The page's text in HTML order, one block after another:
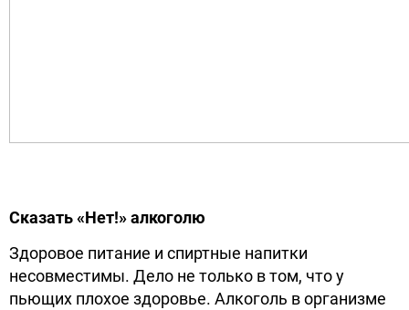
Сказать «Нет!» алкоголю
Здоровое питание и спиртные напитки
несовместимы. Дело не только в том, что у
пьющих плохое здоровье. Алкоголь в организме